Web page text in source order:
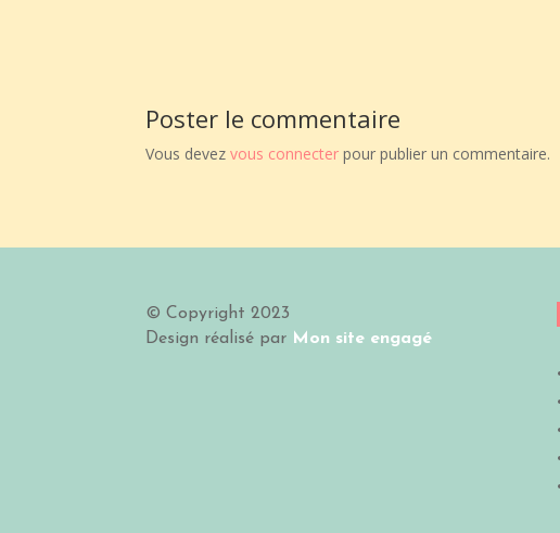
Poster le commentaire
Vous devezvous connecter pour publier un commentaire.
© Copyright 2023
Design réalisé par Mon site engagé